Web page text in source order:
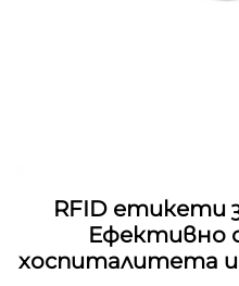
RFID етикети
Ефективно
хоспиталитета и